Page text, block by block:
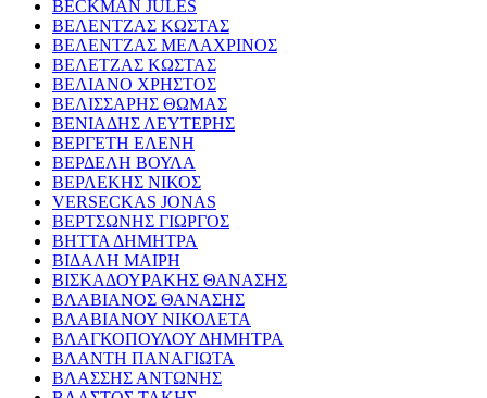
BECKMAN JULES
ΒΕΛΕΝΤΖΑΣ ΚΩΣΤΑΣ
ΒΕΛΕΝΤΖΑΣ ΜΕΛΑΧΡΙΝΟΣ
ΒΕΛΕΤΖΑΣ ΚΩΣΤΑΣ
ΒΕΛΙΑΝΟ ΧΡΗΣΤΟΣ
ΒΕΛΙΣΣΑΡΗΣ ΘΩΜΑΣ
ΒΕΝΙΑΔΗΣ ΛΕΥΤΕΡΗΣ
ΒΕΡΓΕΤΗ ΕΛΕΝΗ
ΒΕΡΔΕΛΗ ΒΟΥΛΑ
ΒΕΡΛΕΚΗΣ ΝΙΚΟΣ
VERSECKAS JONAS
ΒΕΡΤΣΩΝΗΣ ΓΙΩΡΓΟΣ
ΒΗΤΤΑ ΔΗΜΗΤΡΑ
ΒΙΔΑΛΗ ΜΑΙΡΗ
ΒΙΣΚΑΔΟΥΡΑΚΗΣ ΘΑΝΑΣΗΣ
ΒΛΑΒΙΑΝΟΣ ΘΑΝΑΣΗΣ
ΒΛΑΒΙΑΝΟΥ ΝΙΚΟΛΕΤΑ
ΒΛΑΓΚΟΠΟΥΛΟΥ ΔΗΜΗΤΡΑ
ΒΛΑΝΤΗ ΠΑΝΑΓΙΩΤΑ
ΒΛΑΣΣΗΣ ΑΝΤΩΝΗΣ